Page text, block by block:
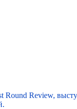
Round Review,